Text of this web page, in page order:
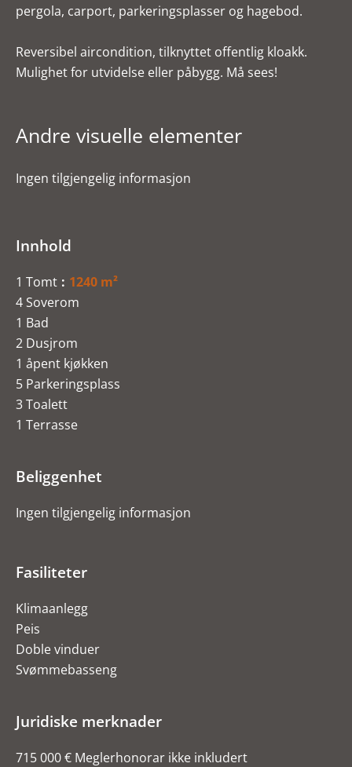
pergola, carport, parkeringsplasser og hagebod.
Reversibel aircondition, tilknyttet offentlig kloakk.
Mulighet for utvidelse eller påbygg. Må sees!
Andre visuelle elementer
Ingen tilgjengelig informasjon
Innhold
1 Tomt
1240 m²
4 Soverom
1 Bad
2 Dusjrom
1 åpent kjøkken
5 Parkeringsplass
3 Toalett
1 Terrasse
Beliggenhet
Ingen tilgjengelig informasjon
Fasiliteter
Klimaanlegg
Peis
Doble vinduer
Svømmebasseng
Juridiske merknader
715 000 € Meglerhonorar ikke inkludert